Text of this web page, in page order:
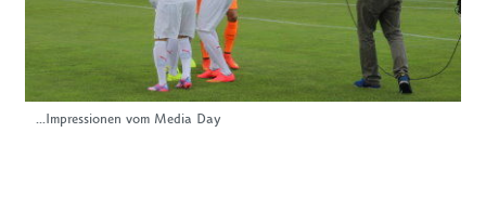
...Impressionen vom Media Day